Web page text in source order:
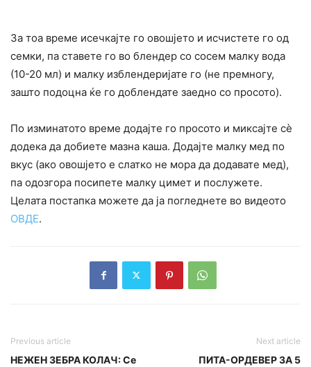
За тоа време исечкајте го овошјето и исчистете го од
семки, па ставете го во блендер со сосем малку вода
(10-20 мл) и малку изблендеријате го (не премногу,
зашто подоцна ќе го доблендате заедно со просото).
По изминатото време додајте го просото и миксајте сè
додека да добиете мазна каша. Додајте малку мед по
вкус (ако овошјето е слатко не мора да додавате мед),
па одозгора посипете малку цимет и послужете.
Целата постапка можете да ја погледнете во видеото
ОВДЕ.
Previous article
НЕЖЕН ЗЕБРА КОЛАЧ: Се
Next article
ПИТА-ОРДЕВЕР ЗА 5